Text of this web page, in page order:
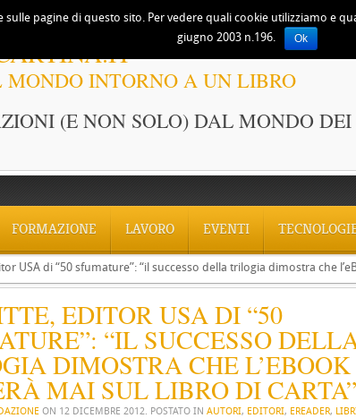
MONDO INTORNO A UN LIBRO
(E NON SOLO) DAL MONDO
FORMAZIONE LAVORO EVENTI
USA di “50 sfumature”: “il successo della trilogia dimostra che
EDITOR USA DI “50
“IL SUCCESSO
DIMOSTRA CHE
MAI SUL LIBRO DI
ON 12 DICEMBRE 2012. POSTATO IN AUTORI, EDITORI, EREADER,
pagine di questo sito. Per vedere quali cookie utilizziamo e
giugno 2003 n.196.
Ok